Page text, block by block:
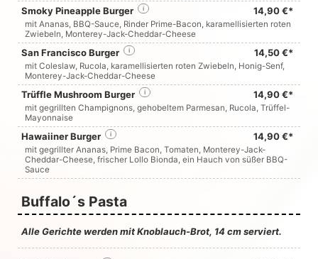
Smoky Pineapple Burger 14,90 €*
i
mit Ananas, BBQ-Sauce, Rinder Prime-Bacon, karamellisierten roten
Zwiebeln, Monterey-Jack-Cheddar-Cheese
San Francisco Burger 14,50 €*
i
mit Coleslaw, Rucola, karamellisierten roten Zwiebeln, Honig-Senf,
Monterey-Jack-Cheddar-Cheese
Trüffle Mushroom Burger 14,90 €*
i
mit gegrillten Champignons, gehobeltem Parmesan, Rucola, Trüffel-
Mayonnaise
Hawaiiner Burger 14,90 €*
i
mit gegrillter Ananas, Prime Bacon, Tomaten, Monterey-Jack-
Cheddar-Cheese, frischer Lollo Bionda, ein Hauch von süßer BBQ-
Sauce
Buffalo´s Pasta
Alle Gerichte werden mit Knoblauch-Brot, 14 cm serviert.